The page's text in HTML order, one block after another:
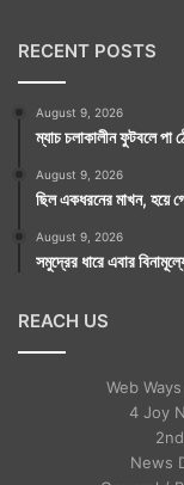
RECENT POSTS
August 9, 2026
ম্যাচ চলাকালীন ফুটবলে পা
August 9, 2026
ছিল একধরনের মাখন, হয়ে
August 9, 2026
সমুদ্রের ধারে এবার
REACH US
Web
4 Joy
News